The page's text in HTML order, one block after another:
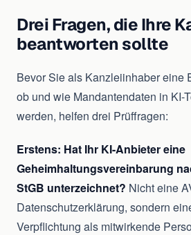
Drei Fragen, die Ihre
beantworten sollte
Bevor Sie als Kanzleiinhaber eine
ob und wie Mandantendaten in KI-
werden, helfen drei Prüffragen:
Erstens: Hat Ihr KI-Anbieter eine
Geheimhaltungsvereinbarung
StGB unterzeichnet? Nicht eine
Datenschutzerklärung, sondern
Verpflichtung als mitwirkende